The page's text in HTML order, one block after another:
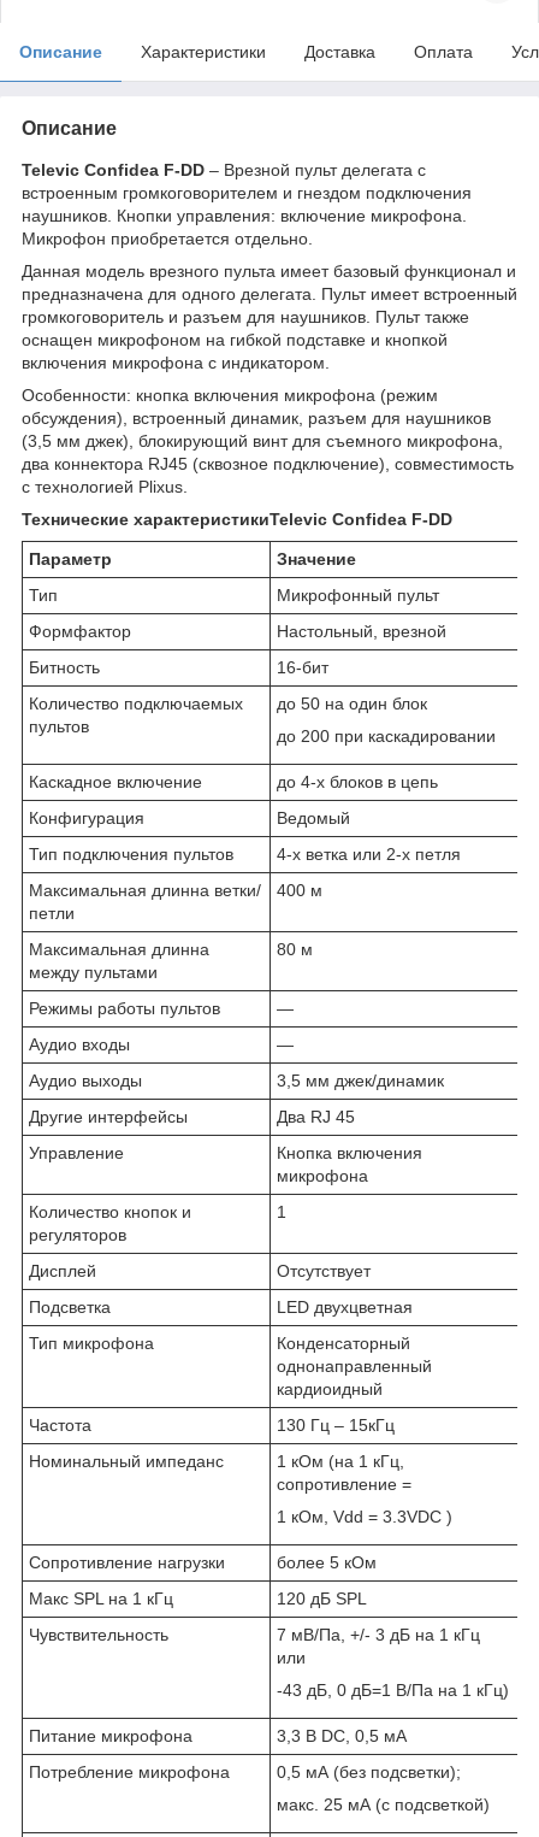
Описание Характеристики Доставка Оплата
Описание
Televic Confidea F-DD – Врезной пульт делегата с
встроенным громкоговорителем и гнездом подключения
наушников. Кнопки управления: включение микрофона.
Микрофон приобретается отдельно.
Данная модель врезного пульта имеет базовый функционал и
предназначена для одного делегата. Пульт имеет встроенный
громкоговоритель и разъем для наушников. Пульт также
оснащен микрофоном на гибкой подставке и кнопкой
включения микрофона с индикатором.
Особенности: кнопка включения микрофона (режим
обсуждения), встроенный динамик, разъем для наушников
(3,5 мм джек), блокирующий винт для съемного микрофона,
два коннектора RJ45 (сквозное подключение), совместимость
с технологией Plixus.
Технические характеристикиTelevic Confidea F-DD
Параметр
Значение
Тип
Микрофонный пульт
Формфактор
Настольный, врезной
Битность
16-бит
Количество подключаемых
пультов
до 50 на один блок
до 200 при каскадировании
Каскадное включение
до 4-х блоков в цепь
Конфигурация
Ведомый
Тип подключения пультов
4-х ветка или 2-х петля
Максимальная длинна ветки/
петли
400 м
Максимальная длинна
между пультами
80 м
Режимы работы пультов
—
Аудио входы
—
Аудио выходы
3,5 мм джек/динамик
Другие интерфейсы
Два RJ 45
Управление
Кнопка включения
микрофона
Количество кнопок и
регуляторов
1
Дисплей
Отсутствует
Подсветка
LED двухцветная
Тип микрофона
Конденсаторный
однонаправленный
кардиоидный
Частота
130 Гц – 15кГц
Номинальный импеданс
1 кОм (на 1 кГц,
сопротивление =
1 кОм, Vdd = 3.3VDC )
Сопротивление нагрузки
более 5 кОм
Макс SPL на 1 кГц
120 дБ SPL
Чувствительность
7 мВ/Па, +/- 3 дБ на 1 кГц
или
-43 дБ, 0 дБ=1 В/Па на 1 кГц)
Питание микрофона
3,3 В DC, 0,5 мА
Потребление микрофона
0,5 мА (без подсветки);
макс. 25 мА (с подсветкой)